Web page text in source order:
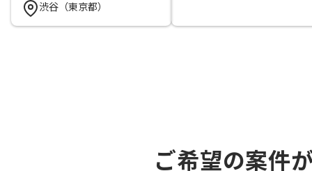
渋谷（東京都）
ご希望の案件